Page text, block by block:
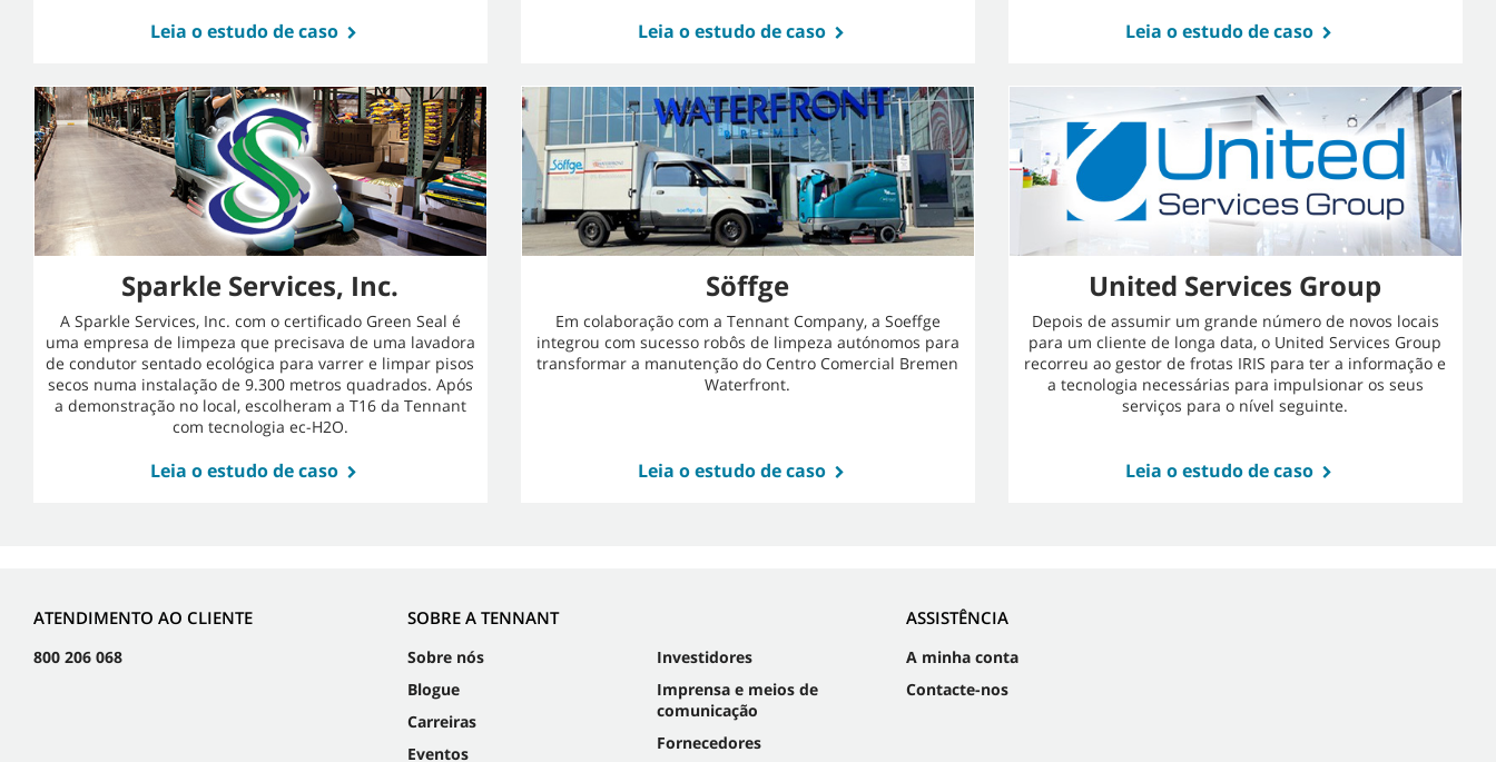
Leia o estudo de caso Leia o estudo de caso Leia o estudo de caso
Sparkle Services, Inc.
A Sparkle Services, Inc. com o certificado Green Seal é
uma empresa de limpeza que precisava de uma lavadora
de condutor sentado ecológica para varrer e limpar pisos
secos numa instalação de 9.300 metros quadrados. Após
a demonstração no local, escolheram a T16 da Tennant
com tecnologia ec-H2O.
Leia o estudo de caso
Söffge
Em colaboração com a Tennant Company, a Soeffge
integrou com sucesso robôs de limpeza autónomos para
transformar a manutenção do Centro Comercial Bremen
Waterfront.
Leia o estudo de caso
United Services Group
Depois de assumir um grande número de novos locais
para um cliente de longa data, o United Services Group
recorreu ao gestor de frotas IRIS para ter a informação e
a tecnologia necessárias para impulsionar os seus
serviços para o nível seguinte.
Leia o estudo de caso
ATENDIMENTO AO CLIENTE
800 206 068
SOBRE A TENNANT
Sobre nós
Blogue
Carreiras
Eventos
Investidores
Imprensa e meios de
comunicação
Fornecedores
ASSISTÊNCIA
A minha conta
Contacte-nos